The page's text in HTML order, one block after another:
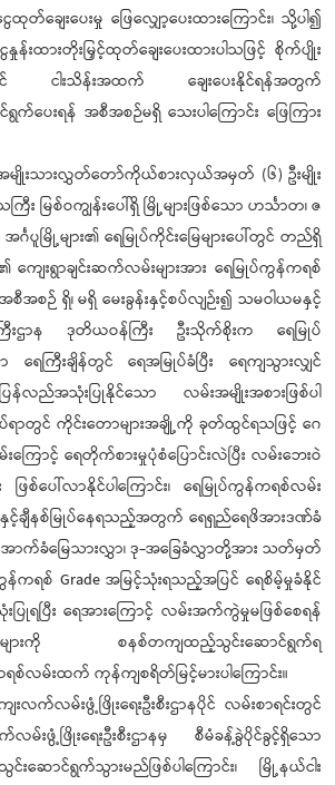
တ်ချေးပေးမှု ဖြေလျှော့ပေးထားကြောင်း၊ သို့ပါ၍
းထားတိုးမြှင့်ထုတ်ချေးပေးထားပါသဖြင့် စိုက်ပျိုး
ျှင် ငါးသိန်းအထက် ချေးပေးနိုင်ရန်အတွက်
ေးရန် အစီအစဉ်မရှိ သေးပါကြောင်း ဖြေကြား
မျိုးသားလွှတ်တော်ကိုယ်စားလှယ်အမှတ် (၆) ဦးမျိုး
မြစ်ဝကျွန်းပေါ်ရှိ မြို့များဖြစ်သော ဟင်္သာတ၊ ဇ
အင်္ဂပူမြို့များ၏ ရေမြုပ်ကိုင်းမြေများပေါ်တွင် တည်ရှိ
ကျေးရွာချင်းဆက်လမ်းများအား ရေမြုပ်ကွန်ကရစ်
အစဉ် ရှိ၊ မရှိ မေးခွန်းနှင့်စပ်လျဉ်း၍ သမဝါယမနှင့်
ကြီးဌာန ဒုတိယဝန်ကြီး ဦးသိုက်စိုးက ရေမြုပ်
ကြီးချိန်တွင် ရေအမြုပ်ခံပြီး ရေကျသွားလျှင်
လည်အသုံးပြုနိုင်သော လမ်းအမျိုးအစားဖြစ်ပါ
ရာတွင် ကိုင်းတောများအချို့ကို ခုတ်ထွင်ရသဖြင့် ဂေ
ကြောင့် ရေတိုက်စားမှုပုံစံပြောင်းလဲပြီး လမ်းဘေးဝဲ
ဖြစ်ပေါ်လာနိုင်ပါကြောင်း၊ ရေမြုပ်ကွန်ကရစ်လမ်း
ျီနစ်မြုပ်နေရသည့်အတွက် ရေရှည်ရေဖိအားဒဏ်ခံ
က်ခံမြေသားလွှာ၊ ဒု-အခြေခံလွှာတို့အား သတ်မှတ်
ကရစ် Grade အမြင့်သုံးရသည့်အပြင် ရေစိမ့်မှုခံနိုင်
ရပြီး ရေအားကြောင့် လမ်းအက်ကွဲမှုမဖြစ်စေရန်
များကို စနစ်တကျထည့်သွင်းဆောင်ရွက်ရ
းထက် ကုန်ကျစရိတ်မြင့်မားပါကြောင်း။
းလက်လမ်းဖွံ့ဖြိုးရေးဦးစီးဌာနပိုင် လမ်းစာရင်းတွင်
မ်းဖွံ့ဖြိုးရေးဦးစီးဌာနမှ စီမံခန့်ခွဲပိုင်ခွင့်ရှိသော
ဆောင်ရွက်သွားမည်ဖြစ်ပါကြောင်း၊ မြို့နယ်ငါး